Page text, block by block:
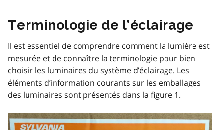
Terminologie de l’éclairage
Il est essentiel de comprendre comment la lumière est
mesurée et de connaître la terminologie pour bien
choisir les luminaires du système d’éclairage. Les
éléments d’information courants sur les emballages
des luminaires sont présentés dans la figure 1.